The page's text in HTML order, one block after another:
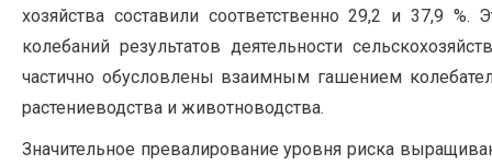
хозяйства составили соответственно 29,2 и 37,9
колебаний результатов деятельности
частично обусловлены взаимным гашением
растениеводства и животноводства.
Значительное превалирование уровня риска